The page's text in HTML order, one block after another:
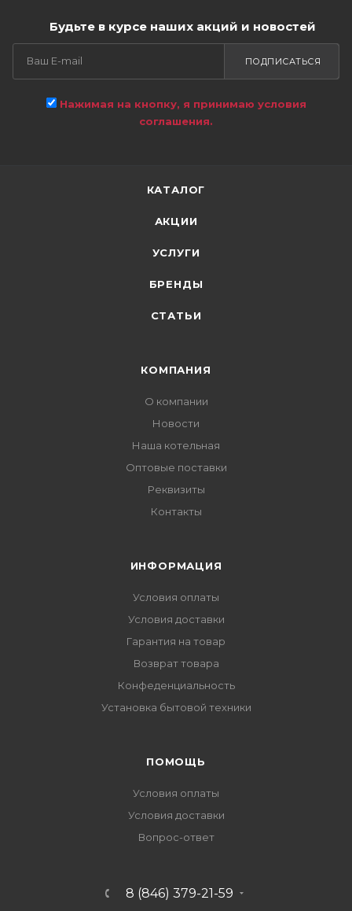
Будьте в курсе наших акций и новостей
ПОДПИСАТЬСЯ
Нажимая на кнопку, я принимаю условия
соглашения.
КАТАЛОГ
АКЦИИ
УСЛУГИ
БРЕНДЫ
СТАТЬИ
КОМПАНИЯ
О компании
Новости
Наша котельная
Оптовые поставки
Реквизиты
Контакты
ИНФОРМАЦИЯ
Условия оплаты
Условия доставки
Гарантия на товар
Возврат товара
Конфеденциальность
Установка бытовой техники
ПОМОЩЬ
Условия оплаты
Условия доставки
Вопрос-ответ
8 (846) 379-21-59